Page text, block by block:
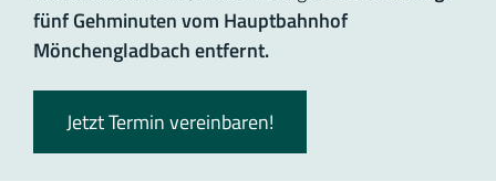
fünf Gehminuten vom Hauptbahnhof
Mönchengladbach entfernt.
Jetzt Termin vereinbaren!